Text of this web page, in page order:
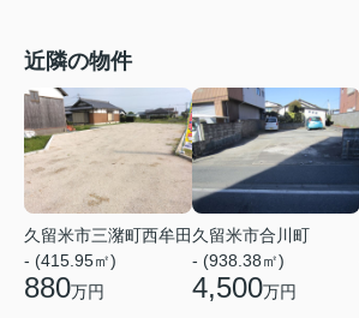
近隣の物件
久留米市三潴町西牟田
- (415.95㎡)
880万円
久留米市合川町
- (938.38㎡)
4,500万円